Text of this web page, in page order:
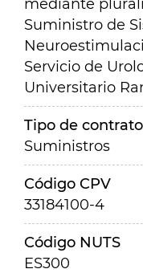
mediante
Suministro de
Servicio de
Universitario
Tipo de contrato
Suministros
Código CPV
33184100-4
Código NUTS
ES300